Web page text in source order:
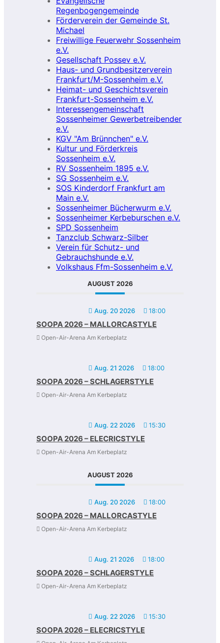
Regenbogengemeinde
Förderverein der Gemeinde St.
Michael
Freiwillige Feuerwehr Sossenheim
e.V.
Gesellschaft Possev e.V.
Haus- und Grundbesitzerverein
Frankfurt/M-Sossenheim e.V.
Heimat- und Geschichtsverein
Frankfurt-Sossenheim e.V.
Interessengemeinschaft
Sossenheimer Gewerbetreibender
e.V.
KGV "Am Brünnchen" e.V.
Kultur und Förderkreis
Sossenheim e.V.
RV Sossenheim 1895 e.V.
SG Sossenheim e.V.
SOS Kinderdorf Frankfurt am
Main e.V.
Sossenheimer Bücherwurm e.V.
Sossenheimer Kerbeburschen e.V.
SPD Sossenheim
Tanzclub Schwarz-Silber
Verein für Schutz- und
Gebrauchshunde e.V.
Volkshaus Ffm-Sossenheim e.V.
AUGUST 2026
Aug. 20 2026 18:00
SOOPA 2026 – MALLORCASTYLE
Open-Air-Arena Am Kerbeplatz
Aug. 21 2026 18:00
SOOPA 2026 – SCHLAGERSTYLE
Open-Air-Arena Am Kerbeplatz
Aug. 22 2026 15:30
SOOPA 2026 – ELECRICSTYLE
Open-Air-Arena Am Kerbeplatz
AUGUST 2026
Aug. 20 2026 18:00
SOOPA 2026 – MALLORCASTYLE
Open-Air-Arena Am Kerbeplatz
Aug. 21 2026 18:00
SOOPA 2026 – SCHLAGERSTYLE
Open-Air-Arena Am Kerbeplatz
Aug. 22 2026 15:30
SOOPA 2026 – ELECRICSTYLE